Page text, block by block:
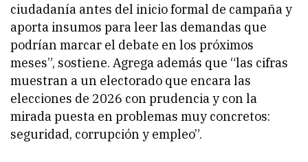
ciudadanía antes del inicio formal de campaña y
aporta insumos para leer las demandas que
podrían marcar el debate en los próximos
meses”, sostiene. Agrega además que “las cifras
muestran a un electorado que encara las
elecciones de 2026 con prudencia y con la
mirada puesta en problemas muy concretos:
seguridad, corrupción y empleo”.